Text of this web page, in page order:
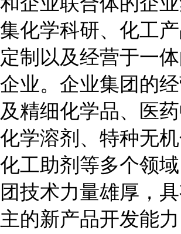
集化学科研、化工
定制以及经营于一
企业。企业集团的
及精细化学品、医药
化学溶剂、特种无机
化工助剂等多个领
团技术力量雄厚，
主的新产品开发能